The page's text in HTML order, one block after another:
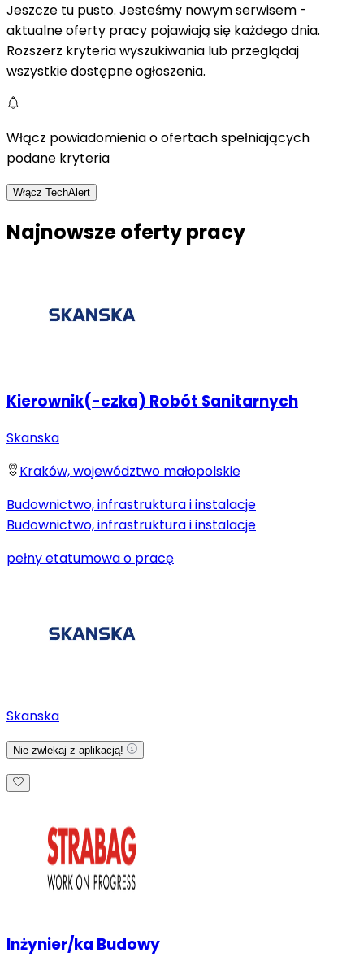
Jeszcze tu pusto. Jesteśmy nowym serwisem -
aktualne oferty pracy pojawiają się każdego dnia.
Rozszerz kryteria wyszukiwania lub przeglądaj
wszystkie dostępne ogłoszenia.
Włącz powiadomienia o ofertach spełniających
podane kryteria
Włącz TechAlert
Najnowsze oferty pracy
Kierownik(-czka) Robót Sanitarnych
Skanska
Kraków, województwo małopolskie
Budownictwo, infrastruktura i instalacje
Budownictwo, infrastruktura i instalacje
pełny etatumowa o pracę
Skanska
Nie zwlekaj z aplikacją!
Inżynier/ka Budowy